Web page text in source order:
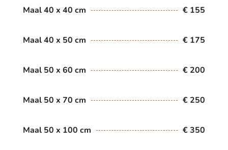
Maal 40 x 40 cm € 155
Maal 40 x 50 cm € 175
Maal 50 x 60 cm € 200
Maal 50 x 70 cm € 250
Maal 50 x 100 cm € 350